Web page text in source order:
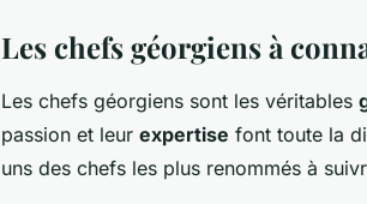
Les chefs géorgiens à
Les chefs géorgiens sont les véritables
passion et leur expertise font toute la
uns des chefs les plus renommés à